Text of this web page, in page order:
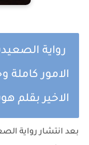
رواية
الامور
الاخير بقلم
بعد انتشار رواية